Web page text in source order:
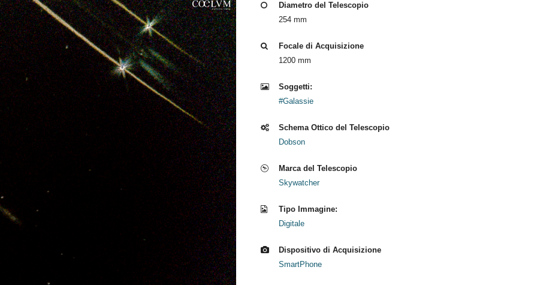
Diametro del Telescopio
254 mm
Focale di Acquisizione
1200 mm
Soggetti:
#Galassie
Schema Ottico del Telescopio
Dobson
Marca del Telescopio
Skywatcher
Tipo Immagine:
Digitale
Dispositivo di Acquisizione
SmartPhone